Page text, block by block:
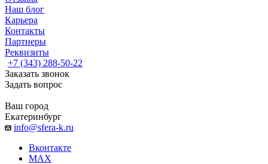
Наш блог
Карьера
Контакты
Партнеры
Реквизиты
+7 (343) 288-50-22
Заказать звонок
Задать вопрос
Ваш город
Екатеринбург
info@sfera-k.ru
Вконтакте
MAX